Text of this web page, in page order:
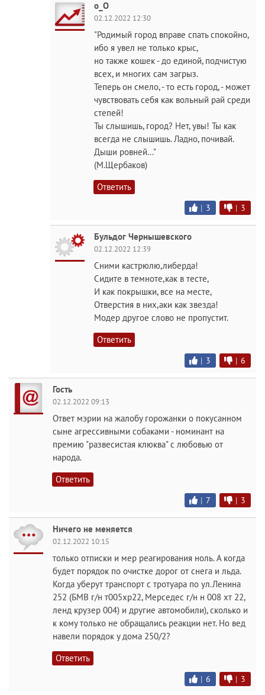
о_О
02.12.2022 12:30
"Родимый город вправе спать спокойно,
ибо я увел не только крыс,
но также кошек - до единой, подчистую
всех, и многих сам загрыз.
Теперь он смело, - то есть город, - может
чувствовать себя как вольный рай среди
степей!
Ты слышишь, город? Нет, увы! Ты как
всегда не слышишь. Ладно, почивай.
Дыши ровней..."
(М.Щербаков)
Ответить
| 3 | 3
Бульдог Чернышевского
02.12.2022 12:39
Сними кастрюлю,либерда!
Сидите в темноте,как в тесте,
И как покрышки, все на месте,
Отверстия в них,аки как звезда!
Модер другое слово не пропустит.
Ответить
| 3 | 6
Гость
02.12.2022 09:13
Ответ мэрии на жалобу горожанки о покусанном
сыне агрессивными собаками - номинант на
премию "развесистая клюква" с любовью от
народа.
Ответить
| 7 | 3
Ничего не меняется
02.12.2022 10:15
только отписки и мер реагирования ноль. А когда
будет порядок по очистке дорог от снега и льда.
Когда уберут транспорт с тротуара по ул.Ленина
252 (БМВ г/н т005хр22, Мерседес г/н н 008 хт 22,
ленд крузер 004) и другие автомобили), сколько и
к кому только не обращались реакции нет. Но вед
навели порядок у дома 250/2?
Ответить
| 6 | 3